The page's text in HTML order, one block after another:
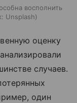
восполнить
Unsplash
оценку
случаев.
один